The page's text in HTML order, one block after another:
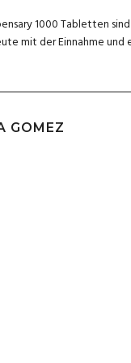
1000 Tabletten
mit der Einnahme
GOMEZ